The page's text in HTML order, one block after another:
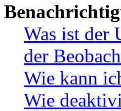
Was ist der
der
Wie kann
Wie